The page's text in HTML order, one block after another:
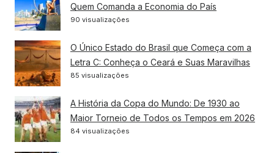
Quem Comanda a Economia do País
90 visualizações
O Único Estado do Brasil que Começa com a
Letra C: Conheça o Ceará e Suas Maravilhas
85 visualizações
A História da Copa do Mundo: De 1930 ao
Maior Torneio de Todos os Tempos em 2026
84 visualizações